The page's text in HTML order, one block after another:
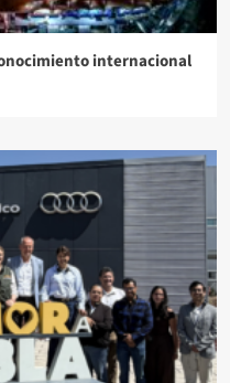
internacional